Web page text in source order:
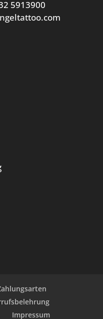
5913900
Impressum